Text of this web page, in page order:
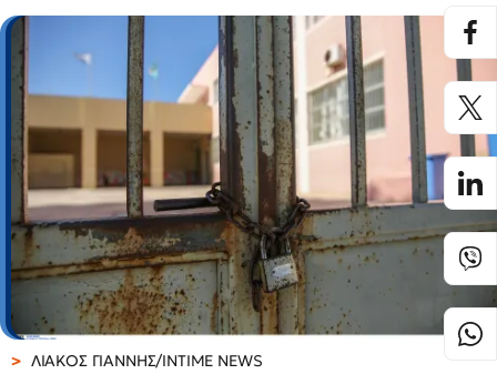
ΛΙΑΚΟΣ ΓΙΑΝΝΗΣ/INTIME NEWS